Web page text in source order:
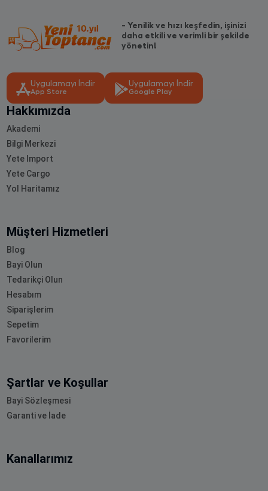
- Yenilik ve hızı keşfedin, işinizi
daha etkili ve verimli bir şekilde
yönetin!
Uygulamayı İndir
App Store
Uygulamayı İndir
Google Play
Hakkımızda
Akademi
Bilgi Merkezi
Yete Import
Yete Cargo
Yol Haritamız
Müşteri Hizmetleri
Blog
Bayi Olun
Tedarikçi Olun
Hesabım
Siparişlerim
Sepetim
Favorilerim
Şartlar ve Koşullar
Bayi Sözleşmesi
Garanti ve İade
Kanallarımız